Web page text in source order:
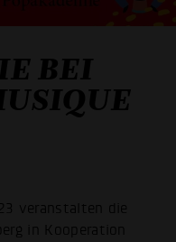
BEI
veranstalten die
in Kooperation